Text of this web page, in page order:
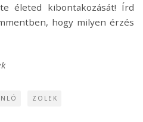
életed kibontakozását! Írd
hogy milyen érzés
ZOLEK